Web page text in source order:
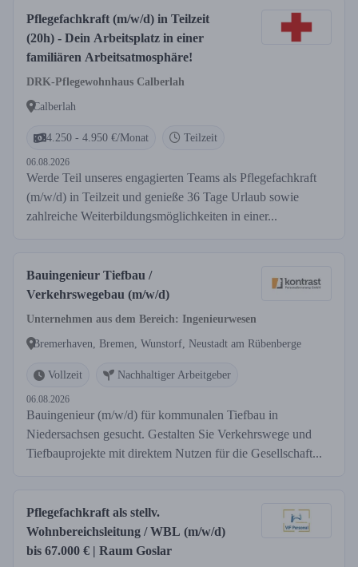
Pflegefachkraft (m/w/d) in Teilzeit
(20h) - Dein Arbeitsplatz in einer
familiären Arbeitsatmosphäre!
DRK-Pflegewohnhaus Calberlah
Calberlah
4.250 - 4.950 €/Monat Teilzeit
06.08.2026
Werde Teil unseres engagierten Teams als Pflegefachkraft
(m/w/d) in Teilzeit und genieße 36 Tage Urlaub sowie
zahlreiche Weiterbildungsmöglichkeiten in einer...
Bauingenieur Tiefbau /
Verkehrswegebau (m/w/d)
Unternehmen aus dem Bereich: Ingenieurwesen
Bremerhaven, Bremen, Wunstorf, Neustadt am Rübenberge
Vollzeit Nachhaltiger Arbeitgeber
06.08.2026
Bauingenieur (m/w/d) für kommunalen Tiefbau in
Niedersachsen gesucht. Gestalten Sie Verkehrswege und
Tiefbauprojekte mit direktem Nutzen für die Gesellschaft...
Pflegefachkraft als stellv.
Wohnbereichsleitung / WBL (m/w/d)
bis 67.000 € | Raum Goslar